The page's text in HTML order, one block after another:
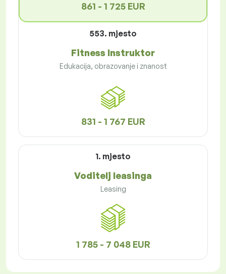
861 - 1 725 EUR
553. mjesto
Fitness Instruktor
Edukacija, obrazovanje i znanost
831 - 1 767 EUR
1. mjesto
Voditelj leasinga
Leasing
1 785 - 7 048 EUR